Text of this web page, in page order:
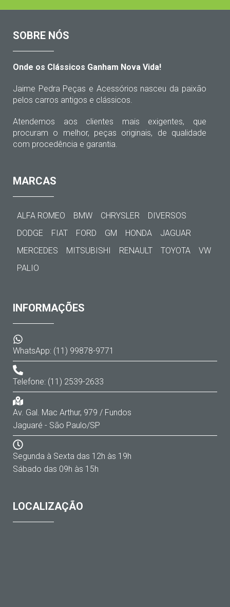
SOBRE NÓS
Onde os Clássicos Ganham Nova Vida!
Jaime Pedra Peças e Acessórios nasceu da paixão
pelos carros antigos e clássicos.
Atendemos aos clientes mais exigentes, que
procuram o melhor, peças originais, de qualidade
com procedência e garantia.
MARCAS
ALFA ROMEO BMW CHRYSLER
DIVERSOS
DODGE
FIAT FORD GM HONDA
JAGUAR
MERCEDES
MITSUBISHI RENAULT TOYOTA
VW
PALIO
INFORMAÇÕES
WhatsApp: (11) 99878-9771
Telefone: (11) 2539-2633
Av. Gal. Mac Arthur, 979 / Fundos
Jaguaré - São Paulo/SP
Segunda à Sexta das 12h às 19h
Sábado das 09h às 15h
LOCALIZAÇÃO